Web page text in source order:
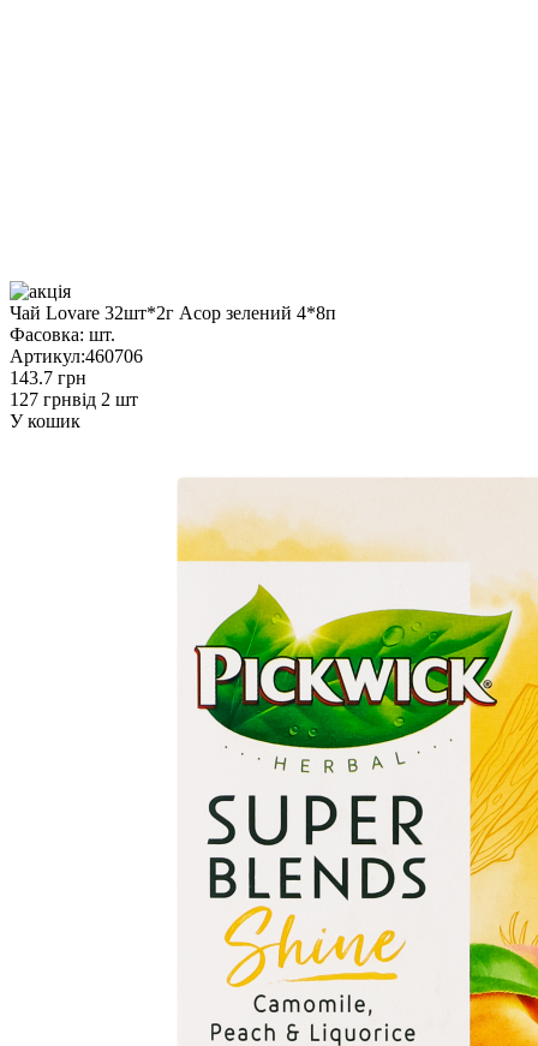
Чай Lovare 32шт*2г Асор зелений 4*8п
Фасовка: шт.
Артикул:460706
143.7 грн
127 грнвід 2 шт
У кошик